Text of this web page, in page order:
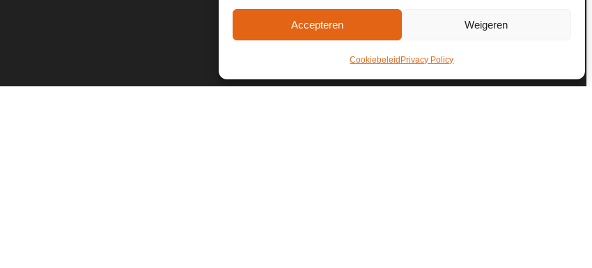
Accepteren Weigeren
Cookiebeleid Privacy Policy